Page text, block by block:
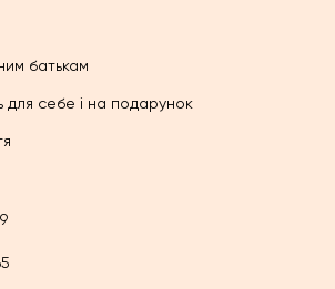
батькам
для себе і на подарунок